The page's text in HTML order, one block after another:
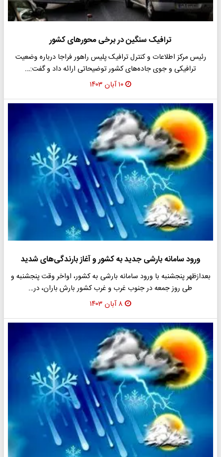
ترافیک سنگین در برخی محورهای کشور
رئیس مرکز اطلاعات و کنترل ترافیک پلیس راهور فراجا درباره وضعیت
ترافیکی و جوی جاده‌های کشور توضیحاتی ارائه داد و گفت:…
۱۰ آبان ۱۴۰۳
ورود سامانه بارشی جدید به کشور و آغاز بارندگی‌های شدید
بعدازظهر پنجشنبه با ورود سامانه بارشی به کشور، اواخر وقت پنجشنبه و
طی روز جمعه در جنوب غرب و غرب کشور بارش باران، در…
۸ آبان ۱۴۰۳